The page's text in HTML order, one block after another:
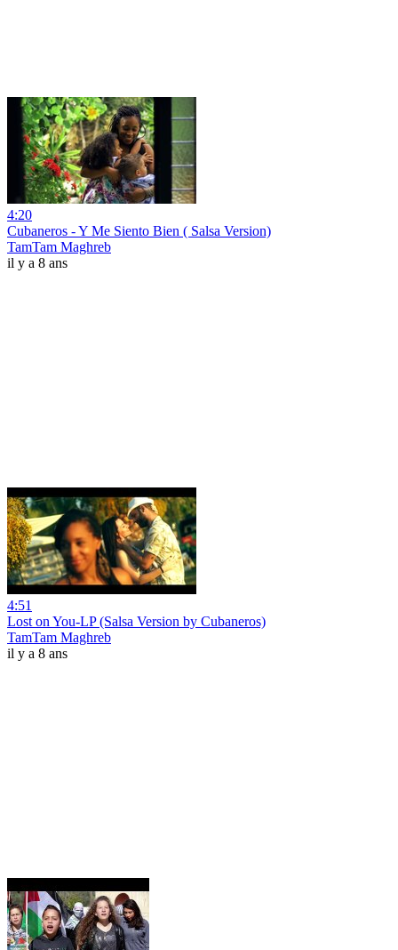
4:20
Cubaneros - Y Me Siento Bien ( Salsa Version)
TamTam Maghreb
il y a 8 ans
4:51
Lost on You-LP (Salsa Version by Cubaneros)
TamTam Maghreb
il y a 8 ans